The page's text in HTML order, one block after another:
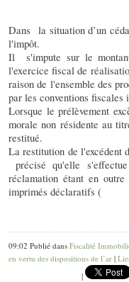
Dans
la situation d’un
l'impôt.
Il
s'impute sur le
l'exercice fiscal de
raison de l'ensemble des
par les conventions fiscales
Lorsque le prélèvement
morale non résidente au
restitué.
La restitution de l'excédent
précisé qu'elle
réclamation étant en
imprimés déclaratifs (
09:02 Publié dans Fiscalité
en vertu des dispositions de l’ar |
|